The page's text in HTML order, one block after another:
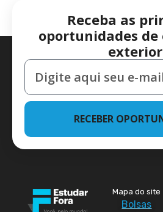
Receba as
oportunidades
RECEBER
Mapa do site
Bolsas